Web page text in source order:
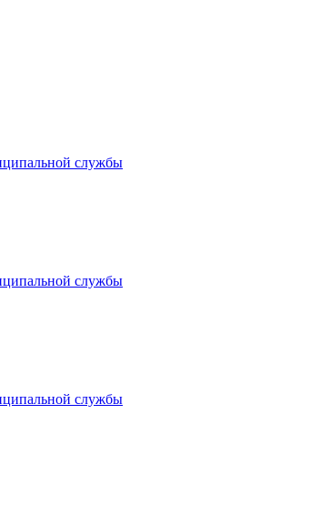
службы
службы
службы